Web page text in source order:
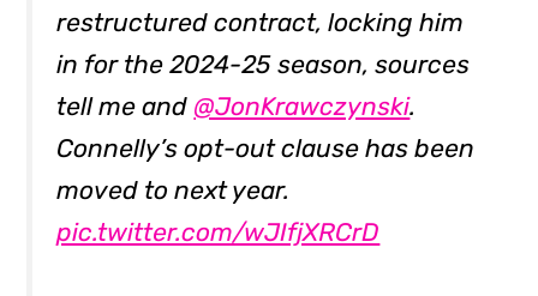
restructured contract, locking him
in for the 2024-25 season, sources
tell me and @JonKrawczynski.
Connelly’s opt-out clause has been
moved to next year.
pic.twitter.com/wJIfjXRCrD